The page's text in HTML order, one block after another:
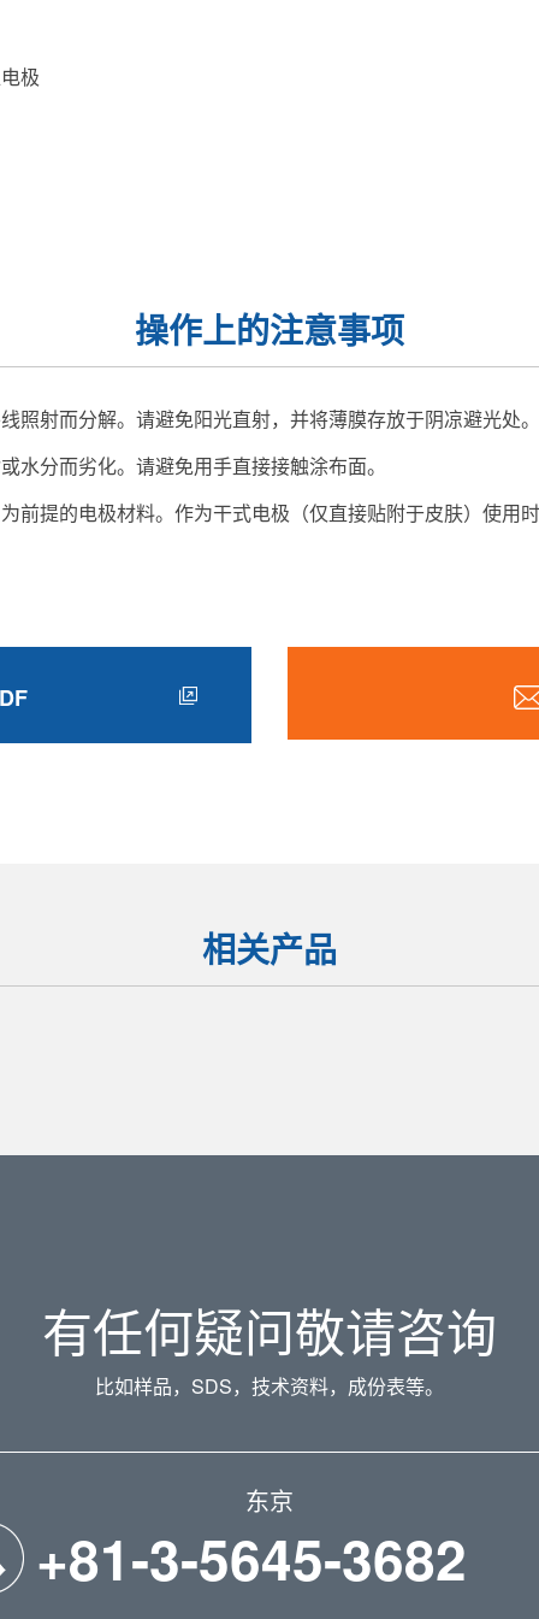
极
操作上的注意事项
照射而分解。请避免阳光直射，并将薄膜存放于阴凉避光处。
水分而劣化。请避免用手直接接触涂布面。
前提的电极材料。作为干式电极（仅直接贴附于皮肤）使用
相关产品
有任何疑问敬请咨询
比如样品，SDS，技术资料，成份表等。
东京
+81-3-5645-3682